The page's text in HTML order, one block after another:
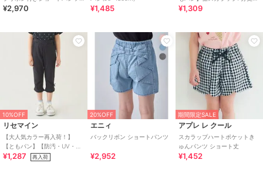
(90~130cm)
¥2,970 ¥1,485
プリパンツ【子供服】【キッ
¥1,309
10%OFF
リセマイン
【大人気カラー再入荷！】
【ともパン】【防汚・UV・接
触冷感】裾ラウンドフリル７
¥1,287 再入荷
20%OFF
エニィ
バックリボン ショートパンツ
¥2,952
期間限定SALE
アプレ レ クール
スカラップハートポケットき
ゅんパンツ ショート丈
¥1,452